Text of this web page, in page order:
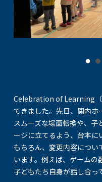
Celebration of Learning（
てきました。先日、関内ホ
スムーズな場面転換や、
ージに立てるよう、台本に
もちろん、変更内容につい
います。例えば、ゲームの
子どもたち自身が話し合っ